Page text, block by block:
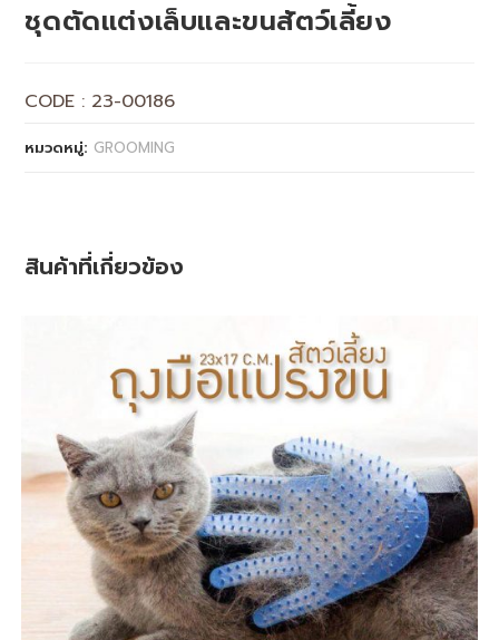
ชุดตัดแต่งเล็บและขนสัตว์เลี้ยง
CODE : 23-00186
หมวดหมู่: GROOMING
สินค้าที่เกี่ยวข้อง